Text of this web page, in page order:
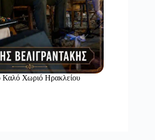
Καλό Χωριό Ηρακλείου